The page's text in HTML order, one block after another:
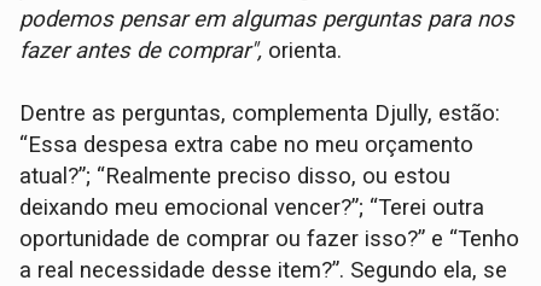
podemos pensar em algumas perguntas para nos
fazer antes de comprar", orienta.
Dentre as perguntas, complementa Djully, estão:
“Essa despesa extra cabe no meu orçamento
atual?”; “Realmente preciso disso, ou estou
deixando meu emocional vencer?”; “Terei outra
oportunidade de comprar ou fazer isso?” e “Tenho
a real necessidade desse item?”. Segundo ela, se